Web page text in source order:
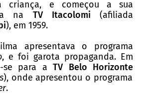
criança, e começou a sua
na TV Itacolomi(afiliada
), em 1959.
apresentava o programa
, e foi garota propaganda. Em
se para a TV Belo Horizonte
), onde apresentou o programa
.